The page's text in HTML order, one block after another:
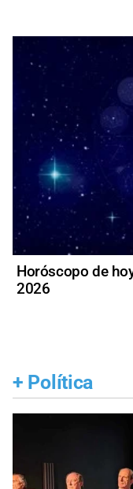
Horóscopo de
2026
+ Política